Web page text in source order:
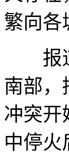
繁向各
报道
南部，
冲突开
中停火